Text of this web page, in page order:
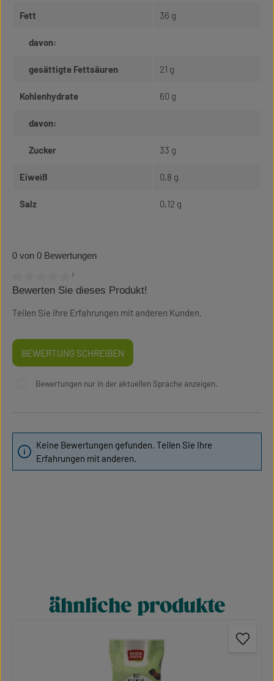
Fett 36 g
davon:
gesättigte Fettsäuren 21 g
Kohlenhydrate 60 g
davon:
Zucker 33 g
Eiweiß 0,8 g
Salz 0,12 g
0 von 0 Bewertungen
Durchschnittliche Bewertung von 0 von 5 Sternen
¹
Bewerten Sie dieses Produkt!
Teilen Sie Ihre Erfahrungen mit anderen Kunden.
BEWERTUNG SCHREIBEN
Bewertungen nur in der aktuellen Sprache anzeigen.
Keine Bewertungen gefunden. Teilen Sie Ihre
Erfahrungen mit anderen.
Produktgalerie überspringen
ähnliche produkte